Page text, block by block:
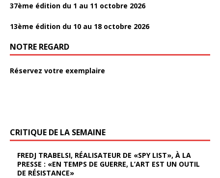
37ème édition du 1 au 11 octobre 2026
13ème édition du 10 au 18 octobre 2026
NOTRE REGARD
Réservez votre exemplaire
CRITIQUE DE LA SEMAINE
FREDJ TRABELSI, RÉALISATEUR DE «SPY LIST», À LA
PRESSE : «EN TEMPS DE GUERRE, L’ART EST UN OUTIL
DE RÉSISTANCE»